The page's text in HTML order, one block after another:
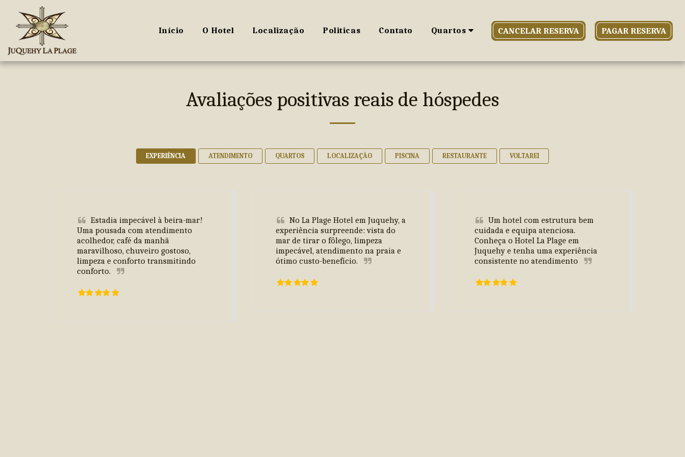
Início O Hotel Localização Politicas Contato Quartos CANCELAR RESERVA PAGAR RESERVA
Avaliações positivas reais de hóspedes
EXPERIÊNCIA ATENDIMENTO QUARTOS LOCALIZAÇÃO PISCINA RESTAURANTE VOLTAREI
Estadia impecável à beira-mar!
Uma pousada com atendimento
acolhedor, café da manhã
maravilhoso, chuveiro gostoso,
limpeza e conforto transmitindo
conforto.
No La Plage Hotel em Juquehy, a
experiência surpreende: vista do
mar de tirar o fôlego, limpeza
impecável, atendimento na praia e
ótimo custo-benefício.
Um hotel com estrutura bem
cuidada e equipa atenciosa.
Conheça o Hotel La Plage em
Juquehy e tenha uma experiência
consistente no atendimento